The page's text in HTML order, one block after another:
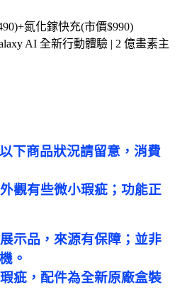
氮化鎵快充(市價$990)
AI 全新行動體驗 | 2 億畫素主
下商品狀況請留意，消費
觀有些微小瑕疵；功能正
示品，來源有保障；並非
。
疵，配件為全新原廠盒裝